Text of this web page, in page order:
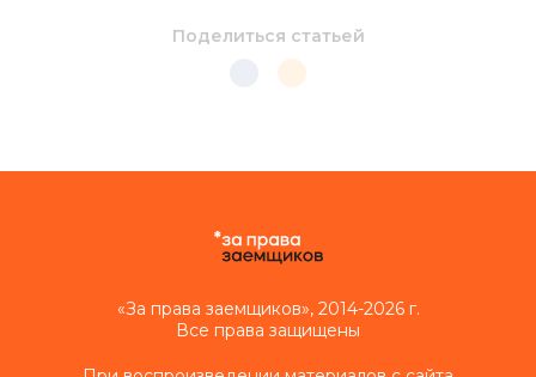
Поделиться статьей
«За права заемщиков», 2014-2026 г.
Все права защищены